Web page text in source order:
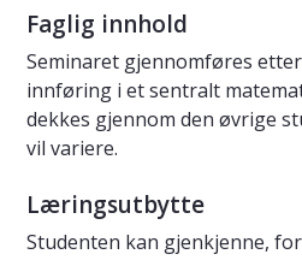
Faglig innhold
Seminaret gjennomføres
innføring i et sentralt
dekkes gjennom den øvrige
vil variere.
Læringsutbytte
Studenten kan gjenkjenne,